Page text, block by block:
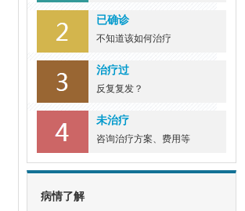
中，饮食疗法作... [详细]
已确诊
不知道该如何治疗
治疗过
反复复发？
未治疗
咨询治疗方案、费用等
病情了解